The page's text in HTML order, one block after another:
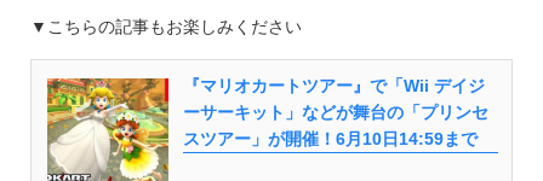
▼こちらの記事もお楽しみください
『マリオカートツアー』で「Wii デイジ
ーサーキット」などが舞台の「プリンセ
スツアー」が開催！6月10日14:59まで